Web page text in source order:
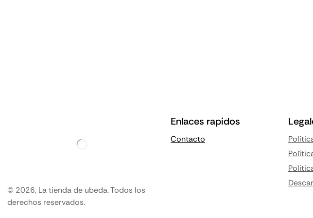
© 2026, La tienda de ubeda. Todos los
derechos reservados.
Enlaces rapidos
Contacto